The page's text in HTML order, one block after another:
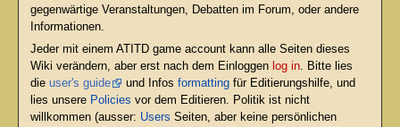
gegenwärtige Veranstaltungen, Debatten im Forum, oder andere
Informationen.
Jeder mit einem ATITD game account kann alle Seiten dieses
Wiki verändern, aber erst nach dem Einloggen log in. Bitte lies
die user's guide und Infos formattingfür Editierungshilfe, und
lies unsere Policies vor dem Editieren. Politik ist nicht
willkommen (ausser: Users Seiten, aber keine persönlichen